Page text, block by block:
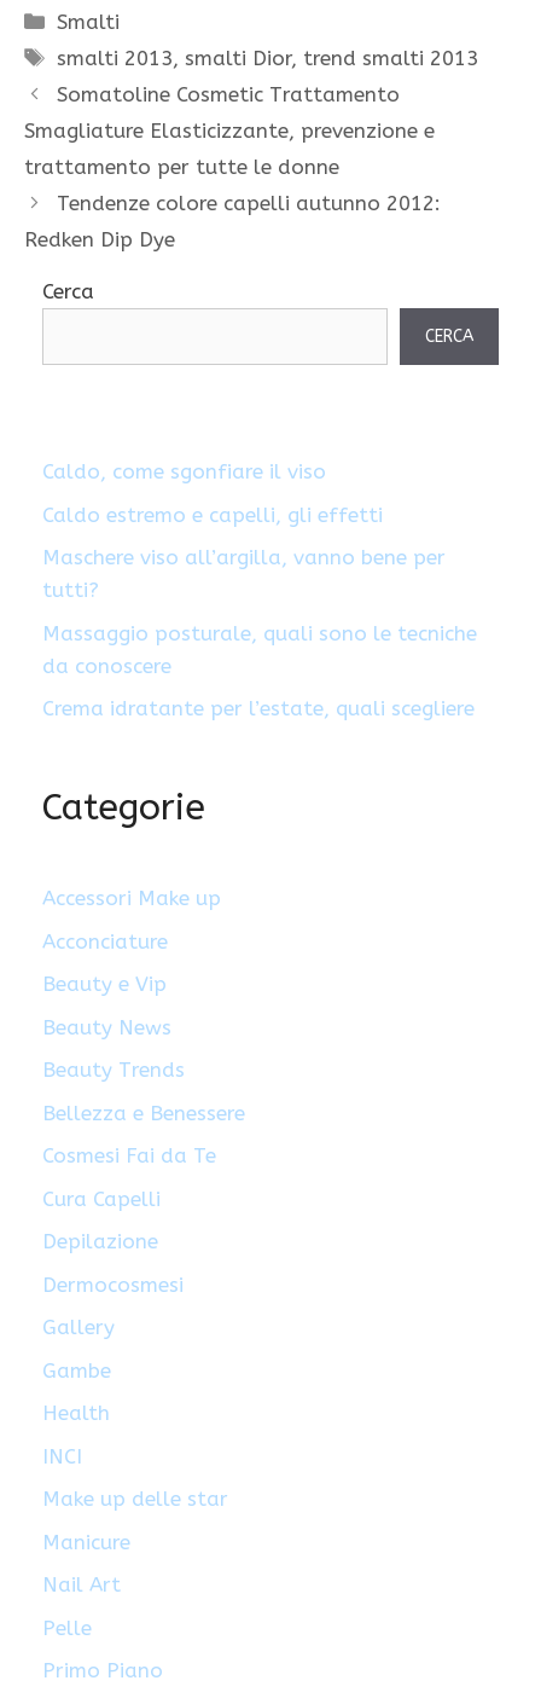
Categorie
Smalti
Tag
smalti 2013,smalti Dior, trend smalti 2013
Somatoline Cosmetic Trattamento
Smagliature Elasticizzante, prevenzione e
trattamento per tutte le donne
Tendenze colore capelli autunno 2012:
Redken Dip Dye
Cerca
CERCA
Caldo, come sgonfiare il viso
Caldo estremo e capelli, gli effetti
Maschere viso all’argilla, vanno bene per
tutti?
Massaggio posturale, quali sono le tecniche
da conoscere
Crema idratante per l’estate, quali scegliere
Categorie
Accessori Make up
Acconciature
Beauty e Vip
Beauty News
Beauty Trends
Bellezza e Benessere
Cosmesi Fai da Te
Cura Capelli
Depilazione
Dermocosmesi
Gallery
Gambe
Health
INCI
Make up delle star
Manicure
Nail Art
Pelle
Primo Piano